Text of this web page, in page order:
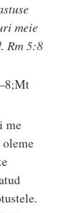
meie
Rm 5:8
me